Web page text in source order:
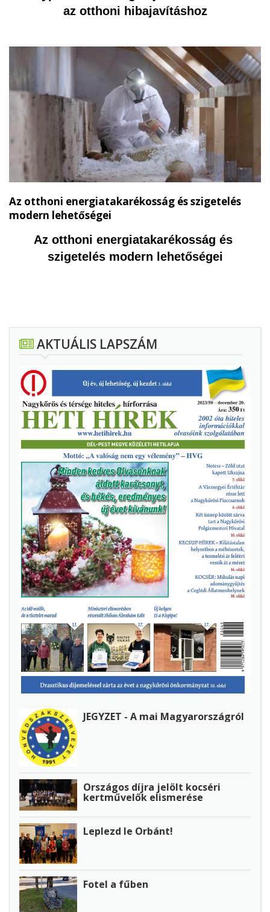
az otthoni hibajavításhoz
Az otthoni energiatakarékosság és szigetelés
modern lehetőségei
Az otthoni energiatakarékosság és
szigetelés modern lehetőségei
AKTUÁLIS LAPSZÁM
JEGYZET - A mai Magyarországról
Országos díjra jelölt kocséri
kertművelők elismerése
Leplezd le Orbánt!
Fotel a fűben